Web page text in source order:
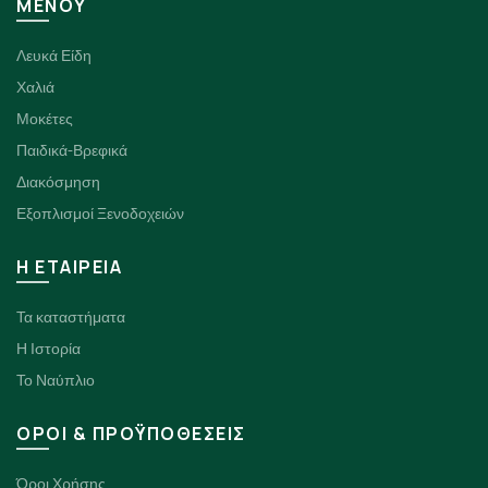
ΜΕΝΟΥ
Λευκά Είδη
Χαλιά
Μοκέτες
Παιδικά-Βρεφικά
Διακόσμηση
Εξοπλισμοί Ξενοδοχειών
H ΕΤΑΙΡΕΙΑ
Τα καταστήματα
Η Ιστορία
Το Ναύπλιο
ΟΡΟΙ & ΠΡΟΫΠΟΘΕΣΕΙΣ